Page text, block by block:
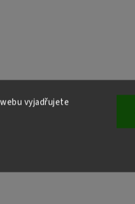
vyjadřujete